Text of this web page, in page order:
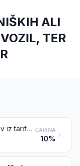
ALI
TER
Traktorji (razen traktorjev iz tarifne številke 8709) CARINA
10%